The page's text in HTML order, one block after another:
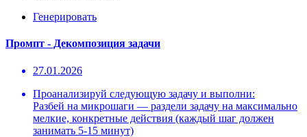
Генерировать
Промпт - Декомпозиция задачи
27.01.2026
Проанализируй следующую задачу и выполни:
Разбей на микрошаги — раздели задачу на максимально
мелкие, конкретные действия (каждый шаг должен
занимать 5-15 минут)